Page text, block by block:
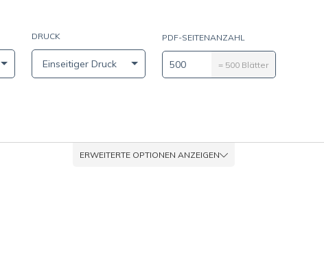
wählen Sie einen Schätzwert für die durchschnittliche
DRUCK
Einseitiger Druck
PDF-SEITENANZAHL
= 500 Blätter
ERWEITERTE OPTIONEN ANZEIGEN